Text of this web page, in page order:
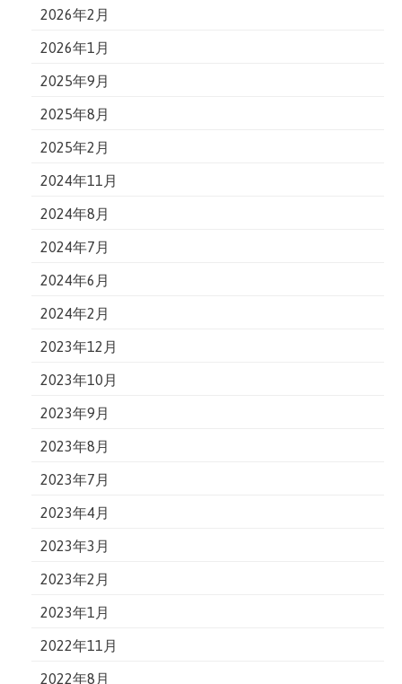
2026年2月
2026年1月
2025年9月
2025年8月
2025年2月
2024年11月
2024年8月
2024年7月
2024年6月
2024年2月
2023年12月
2023年10月
2023年9月
2023年8月
2023年7月
2023年4月
2023年3月
2023年2月
2023年1月
2022年11月
2022年8月